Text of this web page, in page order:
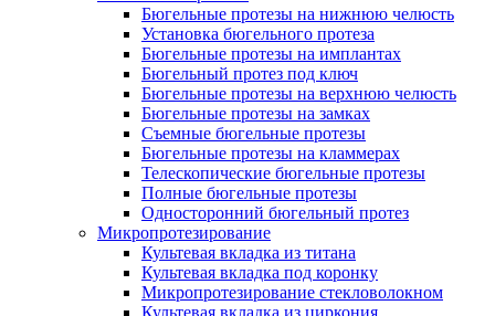
Бюгельные протезы на нижнюю челюсть
Установка бюгельного протеза
Бюгельные протезы на имплантах
Бюгельный протез под ключ
Бюгельные протезы на верхнюю челюсть
Бюгельные протезы на замках
Съемные бюгельные протезы
Бюгельные протезы на кламмерах
Телескопические бюгельные протезы
Полные бюгельные протезы
Односторонний бюгельный протез
Микропротезирование
Культевая вкладка из титана
Культевая вкладка под коронку
Микропротезирование стекловолокном
Культевая вкладка из циркония